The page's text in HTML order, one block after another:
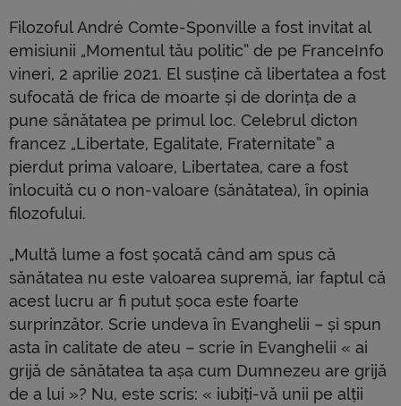
Filozoful André Comte-Sponville a fost invitat al
emisiunii „Momentul tău politic” de pe FranceInfo
vineri, 2 aprilie 2021. El susține că libertatea a fost
sufocată de frica de moarte și de dorința de a
pune sănătatea pe primul loc. Celebrul dicton
francez „Libertate, Egalitate, Fraternitate” a
pierdut prima valoare, Libertatea, care a fost
înlocuită cu o non-valoare (sănătatea), în opinia
filozofului.
„Multă lume a fost șocată când am spus că
sănătatea nu este valoarea supremă, iar faptul că
acest lucru ar fi putut șoca este foarte
surprinzător. Scrie undeva în Evanghelii – și spun
asta în calitate de ateu – scrie în Evanghelii « ai
grijă de sănătatea ta așa cum Dumnezeu are grijă
de a lui »? Nu, este scris: « iubiți-vă unii pe alții